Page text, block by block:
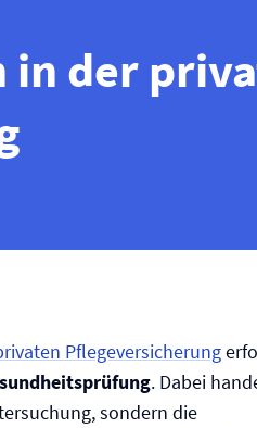
in der
Pflege­versicherung
. Dabei
sondern die